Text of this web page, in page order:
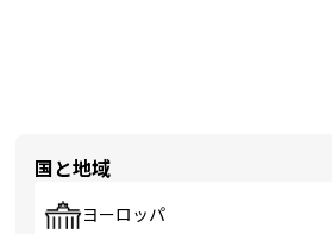
国と地域
ヨーロッパ